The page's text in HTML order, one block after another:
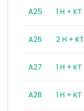
A25 1 H + KT
A26 2 H + KT
A27 1 H + KT
A28 1 H + KT